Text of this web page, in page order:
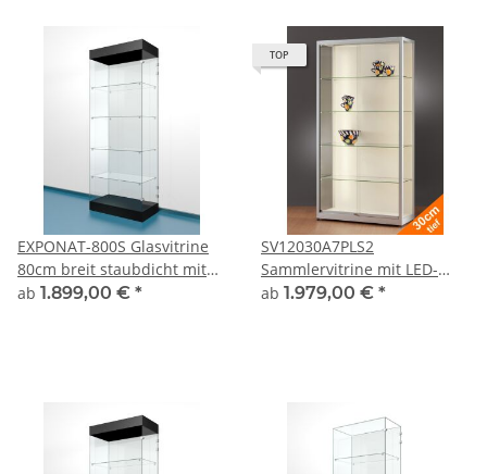
EXPONAT-800S Glasvitrine
80cm breit staubdicht mit
Sockel und Blende
ab 1.899,00 € *
TOP
SV12030A7PLS2
Sammlervitrine mit LED-
Beleuchtung Vitrine 120cm
ab 1.979,00 € *